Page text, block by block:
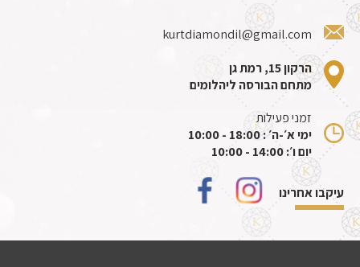
kurtdiamondil@gmail.com
הרקון 15, רמת גן
מתחם הבורסה ליהלומים
זמני פעילות
ימי א׳-ה׳ : 18:00 - 10:00
יום ו׳: 14:00 - 10:00
עיקבו אחרינו